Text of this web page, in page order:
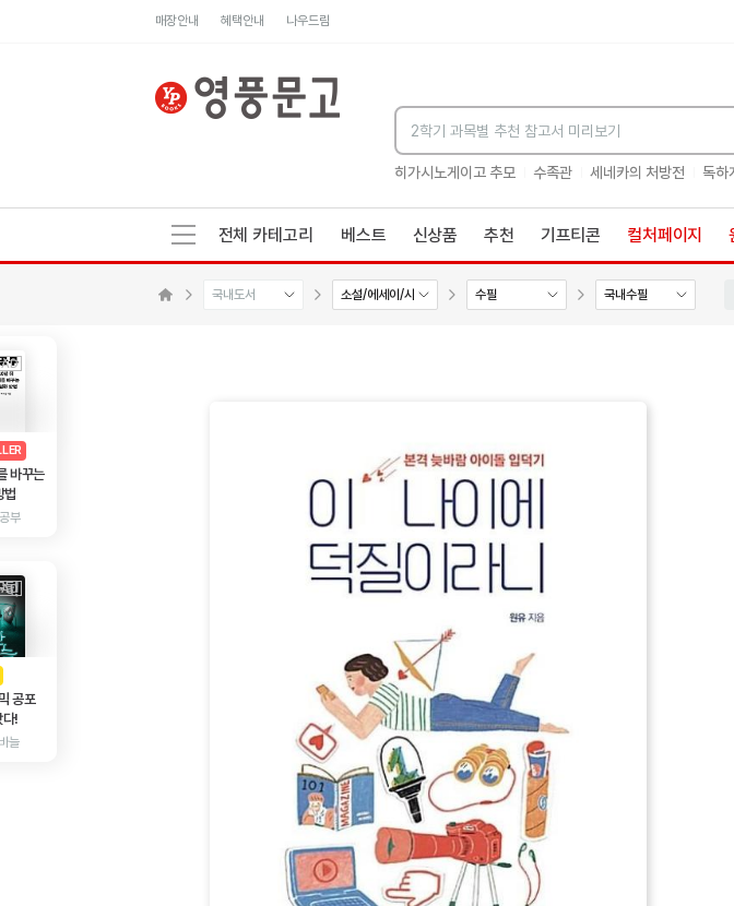
매장안내 혜택안내 나우드림
히가시노게이고 추모 수족관 세네카의 처방전 독하
전체 카테고리 베스트 신상품 추천 기프티콘 컬처페이지
국내도서 소설/에세이/시 수필 국내수필
AD
바꾸는
법
부
AD
공포
다!
늘